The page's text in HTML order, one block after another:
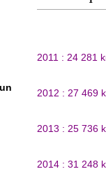
2011 : 24 281
2012 : 27 469
2013 : 25 736
2014 : 31 248